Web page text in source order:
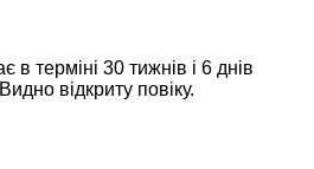
в терміні 30 тижнів і 6 днів
Видно відкриту повіку.